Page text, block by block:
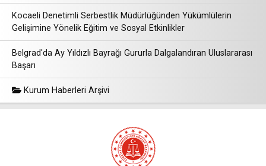
Kocaeli Denetimli Serbestlik Müdürlüğünden Yükümlülerin
Gelişimine Yönelik Eğitim ve Sosyal Etkinlikler
Belgrad'da Ay Yıldızlı Bayrağı Gururla Dalgalandıran Uluslararası
Başarı
Kurum Haberleri Arşivi